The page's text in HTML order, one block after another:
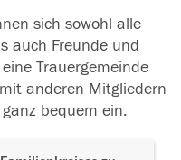
sich sowohl alle
auch Freunde und
Trauergemeinde
anderen Mitgliedern
bequem ein.